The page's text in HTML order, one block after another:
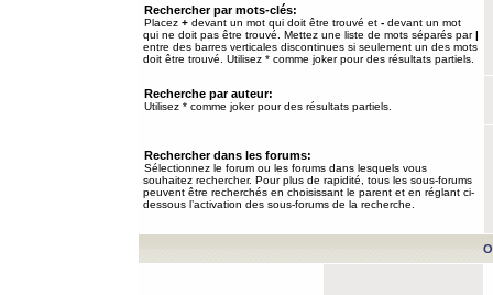
Rechercher par mots-clés:
Placez + devant un mot qui doit être trouvé et - devant un mot
qui ne doit pas être trouvé. Mettez une liste de mots séparés par|
entre des barres verticales discontinues si seulement un des mots
doit être trouvé. Utilisez * comme joker pour des résultats partiels.
Recherche par auteur:
Utilisez * comme joker pour des résultats partiels.
Rechercher dans les forums:
Sélectionnez le forum ou les forums dans lesquels vous
souhaitez rechercher. Pour plus de rapidité, tous les sous-forums
peuvent être recherchés en choisissant le parent et en réglant ci-
dessous l’activation des sous-forums de la recherche.